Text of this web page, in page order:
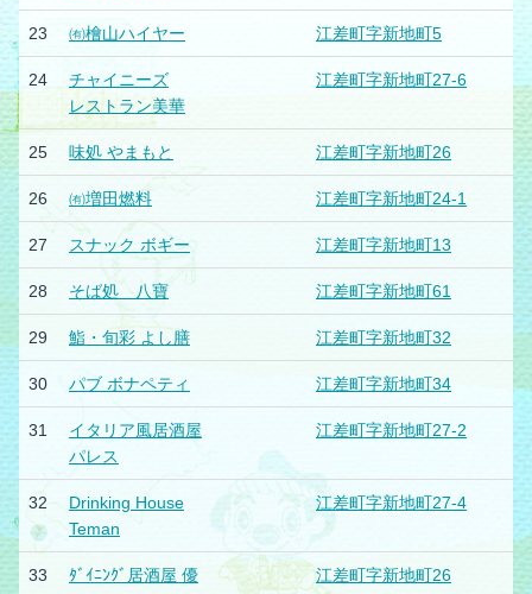
23 ㈲檜山ハイヤー 江差町字新地町5
24
チャイニーズ
レストラン美華
江差町字新地町27-6
25 味処 やまもと 江差町字新地町26
26 ㈲増田燃料 江差町字新地町24-1
27 スナック ボギー 江差町字新地町13
28 そば処 八寶 江差町字新地町61
29 鮨・旬彩 よし膳 江差町字新地町32
30 パブ ボナペティ 江差町字新地町34
31
イタリア風居酒屋
パレス
江差町字新地町27-2
32
Drinking House
Teman
江差町字新地町27-4
33 ﾀﾞｲﾆﾝｸﾞ居酒屋 優 江差町字新地町26